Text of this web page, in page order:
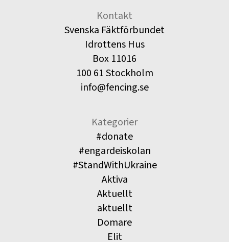
Kontakt
Svenska Fäktförbundet
Idrottens Hus
Box 11016
100 61 Stockholm
info@fencing.se
Kategorier
#donate
#engardeiskolan
#StandWithUkraine
Aktiva
Aktuellt
aktuellt
Domare
Elit